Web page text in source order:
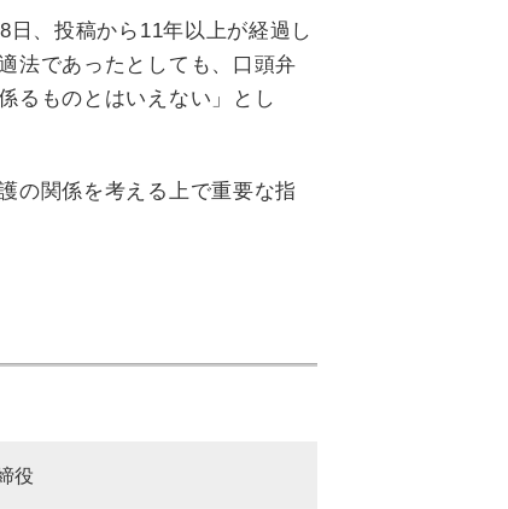
、投稿から11年以上が経過し
法であったとしても、口頭弁
るものとはいえない」とし
の関係を考える上で重要な指
役